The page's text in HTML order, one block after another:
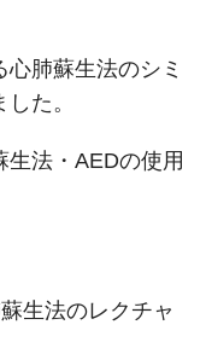
肺蘇生法のシミ
た。
生法・AEDの使用
生法のレクチャ